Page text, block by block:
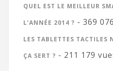
QUEL EST LE MEILLEUR
L’ANNÉE 2014 ? - 369
LES TABLETTES TACTILES
ÇA SERT ? - 211 179